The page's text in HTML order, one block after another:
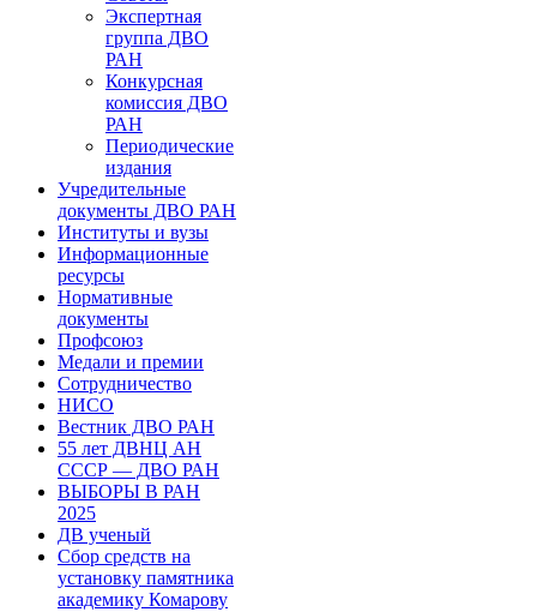
Экспертная
группа ДВО
РАН
Конкурсная
комиссия ДВО
РАН
Периодические
издания
Учредительные
документы ДВО РАН
Институты и вузы
Информационные
ресурсы
Нормативные
документы
Профсоюз
Медали и премии
Сотрудничество
НИСО
Вестник ДВО РАН
55 лет ДВНЦ АН
СССР — ДВО РАН
ВЫБОРЫ В РАН
2025
ДВ ученый
Сбор средств на
установку памятника
академику Комарову